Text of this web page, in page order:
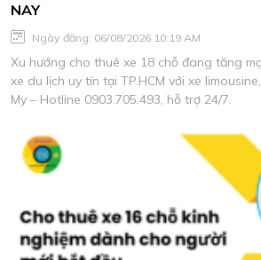
NAY
Ngày đăng: 06/08/2026 10:19 AM
Xu hướng cho thuê xe 18 chỗ đang tăng
xe du lịch uy tín tại TP.HCM với xe
My – Hotline 0903.705.493, hỗ trợ 24/7.